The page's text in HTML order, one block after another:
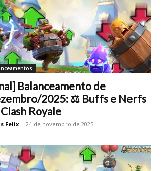
Balanceamento de
2025: ⚖️ Buffs e Nerfs
Royale
Felix - 24 de novembro de 2025